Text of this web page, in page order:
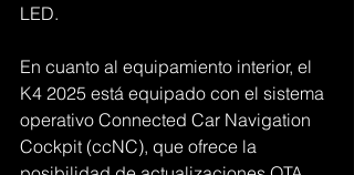
LED.
En cuanto al equipamiento interior, el
K4 2025 está equipado con el sistema
operativo Connected Car Navigation
Cockpit (ccNC), que ofrece la